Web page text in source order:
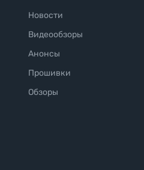
Новости
Видеообзоры
Анонсы
Прошивки
Обзоры